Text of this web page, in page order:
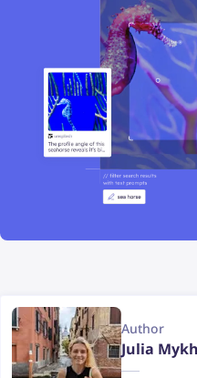
Author
Julia